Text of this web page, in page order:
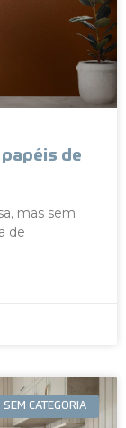
papéis de
mas sem
de
SEM CATEGORIA